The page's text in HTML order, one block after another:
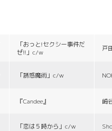
「おっと!セクシー事件だ
ぜ!!」c/w
戸
「誘惑魔術」c/w
『Candee』 崎
「恋は５時から」c/w